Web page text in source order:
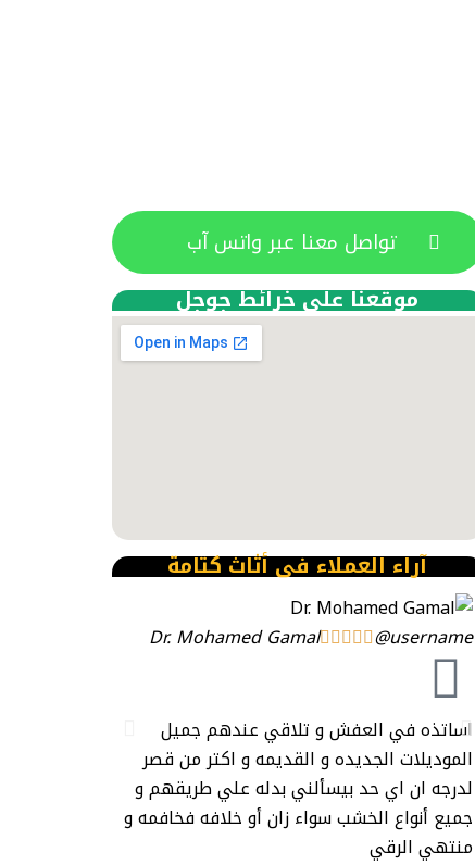
تواصل معنا عبر واتس آب
موقعنا على خرائط جوجل
آراء العملاء فى أثاث كتامة
Dr. Mohamed Gamal 



 @username
اساتذه في العفش و تلاقي عندهم جميل
الموديلات الجديده و القديمه و اكتر من قصر
لدرجه ان اي حد بيسألني بدله علي طريقهم و
جميع أنواع الخشب سواء زان أو خلافه فخافمه و
منتهي الرقي